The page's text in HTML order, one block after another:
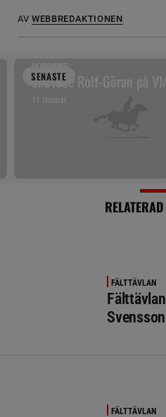
AV WEBBREDAKTIONEN
SENASTE
HOPPNING
Snuvade Rolf-Göran på
11 timmar
FÄLTTÄVLAN
FÄLTTÄVLAN